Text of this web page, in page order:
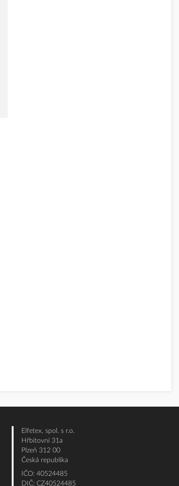
Elfetex, spol. s r.o.
Hřbitovní 31a
Plzeň 312 00
Česká republika
IČO: 40524485
DIČ: CZ40524485